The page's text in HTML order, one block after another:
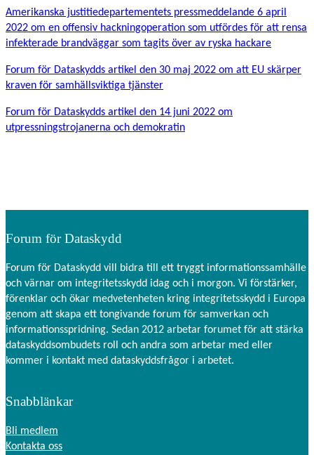
Amerikanska justitiedepartementets pressmeddelande 6 april
2022 om en offensiv hackningoperation som utfördes för att rensa
infekterade brandväggar som tagits över av ryska hackare
Forum för Dataskydds artikel den 30 maj 2022 om att EU skärper
kraven för samhällsviktiga tjänster
Forum för Dataskydds artikel den 14 juni 2022 om
utpressningstrojanerna och demokratin
Forum för Dataskydd
Forum för Dataskydd vill bidra till ett tryggt informationssamhälle
och värnar om integritetsskydd idag och i morgon. Vi förstärker,
förenklar och ökar medvetenheten kring integritetsskydd i Europa
genom att skapa ett tongivande forum för samverkan och
informationsspridning. Sedan 2012 arbetar forumet för att stärka
dataskyddsombudets roll och andra som arbetar med eller
kommer i kontakt med dataskyddsfrågor i arbetet.
Snabblänkar
Bli medlem
Kontakta oss